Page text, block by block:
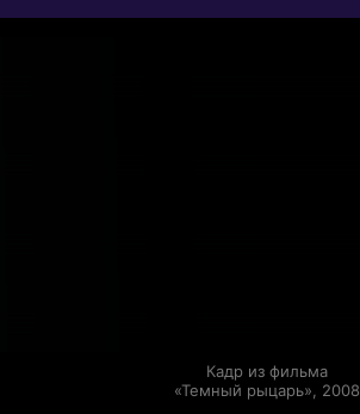
Кадр из фильма
«Темный рыцарь», 2008